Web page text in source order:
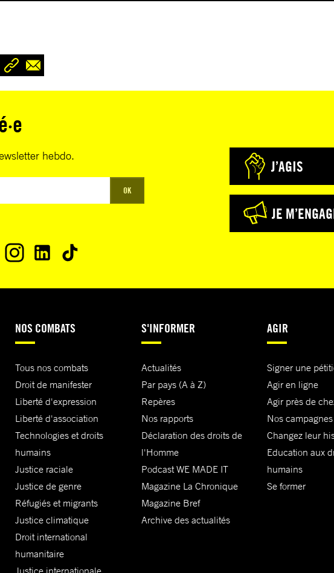
hebdo.
OK
J’AGIS
JE
NOS COMBATS
Tous nos combats
Droit de manifester
Liberté d'expression
Liberté d'association
Technologies et droits
humains
Justice raciale
Justice de genre
Réfugiés et migrants
Justice climatique
Droit international
humanitaire
Justice internationale
S'INFORMER
Actualités
Par pays (A à Z)
Repères
Nos rapports
Déclaration des droits de
l'Homme
Podcast WE MADE IT
Magazine La Chronique
Magazine Bref
Archive des actualités
AGIR
Signer une
Agir en ligne
Agir près de
Nos campagnes
Changez leur
Education aux
humains
Se former